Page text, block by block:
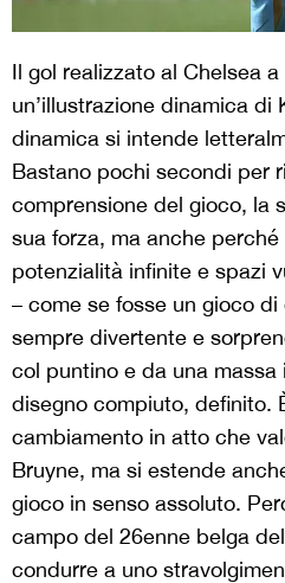
Il gol realizzato al Chelsea
un’illustrazione dinamica di
dinamica si intende
Bastano pochi secondi per
comprensione del gioco, la
sua forza, ma anche
potenzialità infinite e spazi
– come se fosse un gioco
sempre divertente e
col puntino e da una massa
disegno compiuto, definito.
cambiamento in atto che
Bruyne, ma si estende
gioco in senso assoluto.
campo del 26enne belga
condurre a uno